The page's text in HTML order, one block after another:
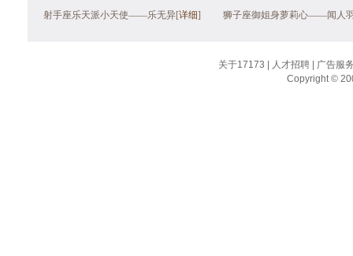
射手座乐天派小天使——乐无异[详细] 狮子座御姐身萝莉心——闻人
关于17173 人才招聘
广告服
Copyright ©